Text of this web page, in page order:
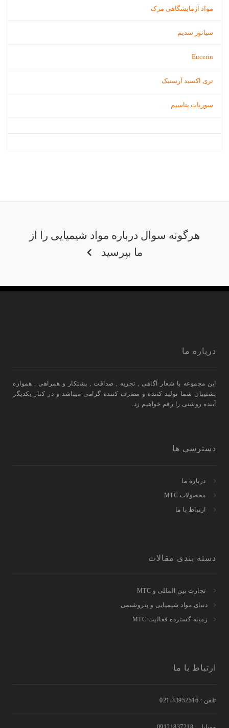
مواد آزمایشگاهی مرک
سیانور سدیم
Eucerin
تری اکسید آرسنیک
سوربات پتاسیم
هرگونه سوال درباره مواد شیمیایی را از
ما بپرسید
درباره ما
این مجموعه با شعار آگاهی , تجربه , صداقت , پشتکار و همراهی , همواره
پشتیبان شما تولید کننده و مصرف کننده گرامی میباشد و در کنار یکدیگر
آینده روشنی را رقم خواهیم زد.
دسترسی ها
درباره ما
محصولات MTC
ارتباط با ما
دسته بندی مقالات
تجارت بین المللی و MTC
دنیای مواد شیمیایی و پتروشیمی
زمینه گسترده فعالیت MTC
ارتباط با ما
تلفن : 33952516-021